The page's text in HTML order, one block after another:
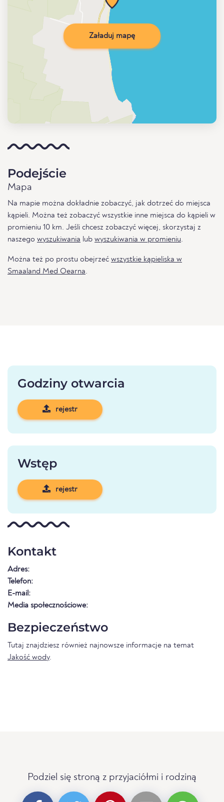
Załaduj mapę
Podejście
Mapa
Na mapie można dokładnie zobaczyć, jak dotrzeć do miejsca
kąpieli. Można też zobaczyć wszystkie inne miejsca do kąpieli w
promieniu 10 km. Jeśli chcesz zobaczyć więcej, skorzystaj z
naszego wyszukiwania lub wyszukiwania w promieniu.
Można też po prostu obejrzeć wszystkie kąpieliska w
Smaaland Med Oearna.
Godziny otwarcia
rejestr
Wstęp
rejestr
Kontakt
Adres:
Telefon:
E-mail:
Media społecznościowe:
Bezpieczeństwo
Tutaj znajdziesz również najnowsze informacje na temat
Jakość wody.
Podziel się stroną z przyjaciółmi i rodziną